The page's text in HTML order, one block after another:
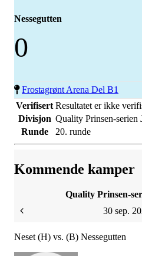
Nessegutten
0
Frostagrønt Arena Del B1
Verifisert Resultatet er ikke
Divisjon Quality Prinsen-serien
Runde
20. runde
Kommende kamper
Quality Prinsen-
30 sep.
Neset (H) vs. (B) Nessegutten